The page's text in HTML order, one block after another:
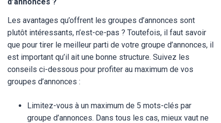
Les avantages qu’offrent les groupes d’annonces sont
plutôt intéressants, n’est-ce-pas ? Toutefois, il faut savoir
que pour tirer le meilleur parti de votre groupe d’annonces, il
est important qu’il ait une bonne structure. Suivez les
conseils ci-dessous pour profiter au maximum de vos
groupes d’annonces :
Limitez-vous à un maximum de 5 mots-clés par
groupe d’annonces. Dans tous les cas, mieux vaut ne